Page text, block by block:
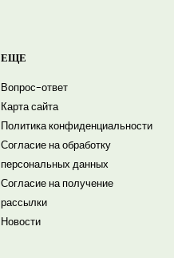
ЕЩЕ
Вопрос-ответ
Карта сайта
Политика конфиденциальности
Согласие на обработку
персональных данных
Согласие на получение
рассылки
Новости